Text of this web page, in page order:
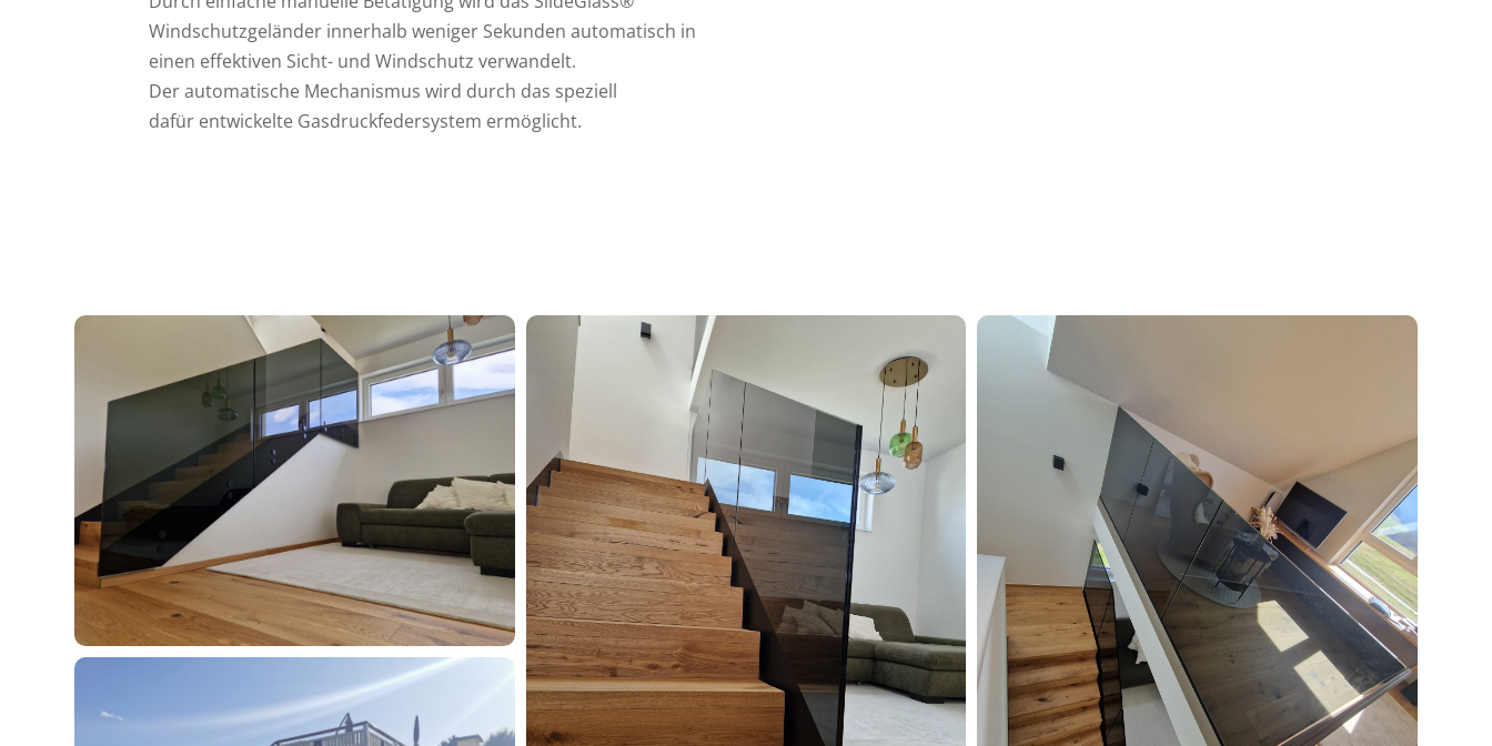
Windschutzgeländer innerhalb weniger Sekunden automatisch in
einen effektiven Sicht- und Windschutz verwandelt.
Der automatische Mechanismus wird durch das speziell
dafür entwickelte Gasdruckfedersystem ermöglicht.